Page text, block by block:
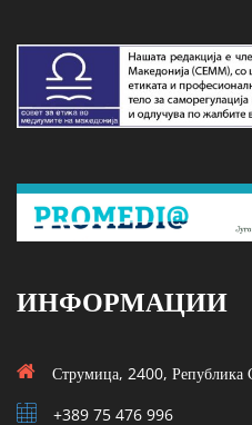
ИНФОРМАЦИИ
Струмица, 2400, Република
+389 75 476 996